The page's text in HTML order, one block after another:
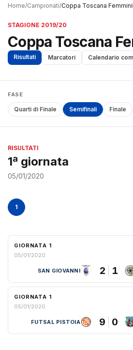
Home/Campionati/Coppa Toscana
STAGIONE 2019/20
Coppa Toscana
Risultati Marcatori Calendario
FASE
Quarti di Finale Semifinali Finale
RISULTATI
1ª giornata
05/01/2020
1
GIORNATA 1
05/01/2020
SAN GIOVANNI 2 1
GIORNATA 1
05/01/2020
FUTSAL PISTOIA 9 0